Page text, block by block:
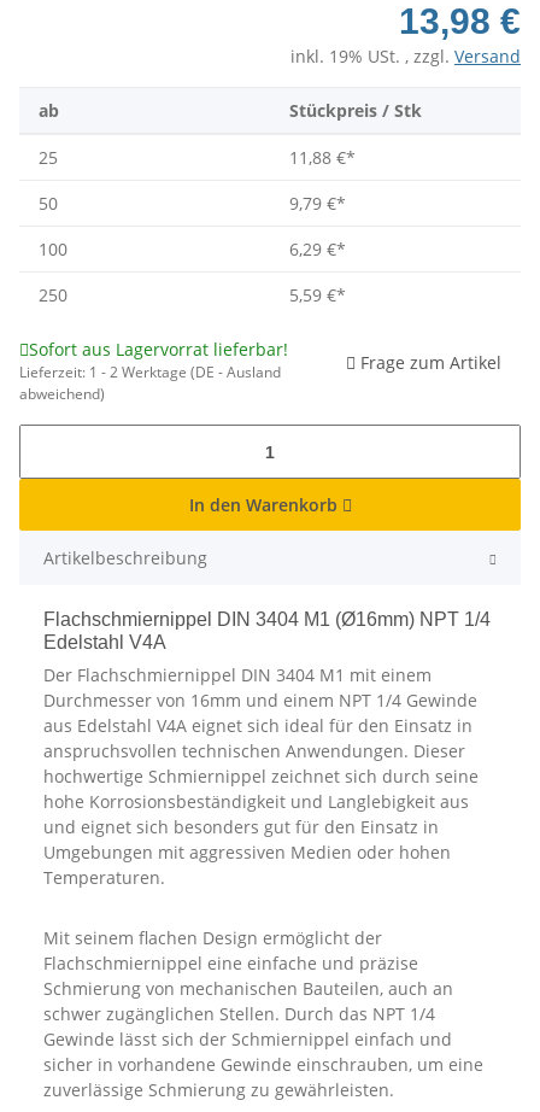
13,98 €
inkl. 19% USt. , zzgl. Versand
ab Stückpreis / Stk
25 11,88 €*
50
9,79 €*
100
6,29 €*
250
5,59 €*
Sofort aus Lagervorrat lieferbar!
Lieferzeit: 1 - 2 Werktage (DE - Ausland
abweichend)
Frage zum Artikel
In den Warenkorb
Artikelbeschreibung
Flachschmiernippel DIN 3404 M1 (Ø16mm) NPT 1/4
Edelstahl V4A
Der Flachschmiernippel DIN 3404 M1 mit einem
Durchmesser von 16mm und einem NPT 1/4 Gewinde
aus Edelstahl V4A eignet sich ideal für den Einsatz in
anspruchsvollen technischen Anwendungen. Dieser
hochwertige Schmiernippel zeichnet sich durch seine
hohe Korrosionsbeständigkeit und Langlebigkeit aus
und eignet sich besonders gut für den Einsatz in
Umgebungen mit aggressiven Medien oder hohen
Temperaturen.
Mit seinem flachen Design ermöglicht der
Flachschmiernippel eine einfache und präzise
Schmierung von mechanischen Bauteilen, auch an
schwer zugänglichen Stellen. Durch das NPT 1/4
Gewinde lässt sich der Schmiernippel einfach und
sicher in vorhandene Gewinde einschrauben, um eine
zuverlässige Schmierung zu gewährleisten.